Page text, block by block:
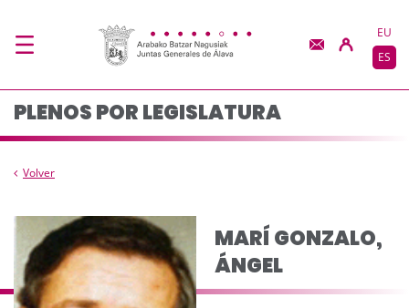
Composición del
EU
ES
PLENOS POR LEGISLATURA
Volver
MARÍ GONZALO,
ÁNGEL